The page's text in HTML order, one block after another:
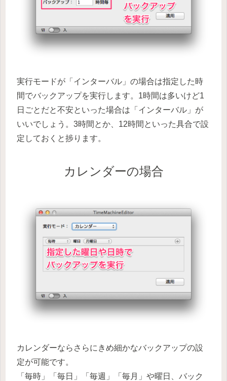
実行モードが「インターバル」の場合は指定した時
間でバックアップを実行します。1時間は多いけど1
日ごとだと不安といった場合は「インターバル」が
いいでしょう。3時間とか、12時間といった具合で設
定しておくと捗ります。
カレンダーの場合
カレンダーならさらにきめ細かなバックアップの設
定が可能です。
「毎時」「毎日」「毎週」「毎月」や曜日、バック